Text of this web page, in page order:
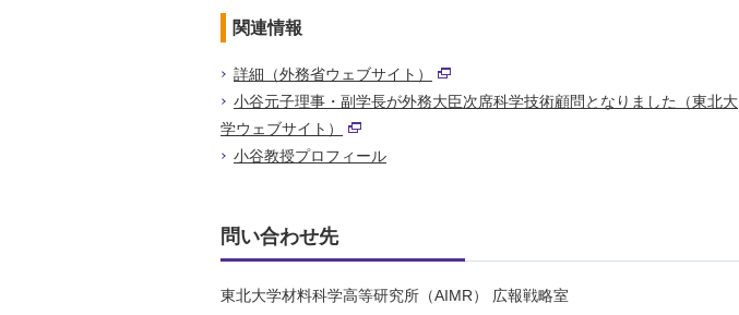
関連情報
詳細（外務省ウェブサイト）
小谷元子理事・副学長が外務大臣次席科学技術顧問となりました（東北大
学ウェブサイト）
小谷教授プロフィール
問い合わせ先
東北大学材料科学高等研究所（AIMR） 広報戦略室